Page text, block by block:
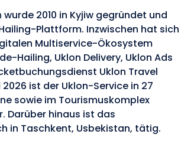
2010 in Kyjiw gegründet und
Plattform. Inzwischen hat sich
Multiservice-Ökosystem
Hailing, Uklon Delivery, Uklon Ads
Uklon Travel
ist der Uklon-Service in 27
sowie im Tourismuskomplex
Darüber hinaus ist das
in Taschkent, Usbekistan, tätig.